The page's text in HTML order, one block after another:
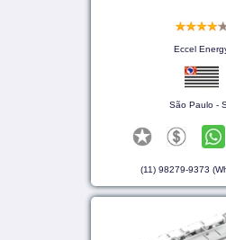
Eccel
São Paulo -
(11) 98279-9373